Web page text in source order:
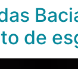
de